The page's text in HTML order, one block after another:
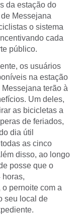
da estação do
Messejana
o sistema
cada
público.
os usuários
na estação
terão à
Um deles,
as bicicletas a
de feriados,
dia útil
as cinco
disso, ao longo
posse que o
horas,
pernoite com a
seu local de